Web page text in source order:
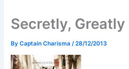
Secretly, Greatly
ByCaptain Charisma /28/12/2013